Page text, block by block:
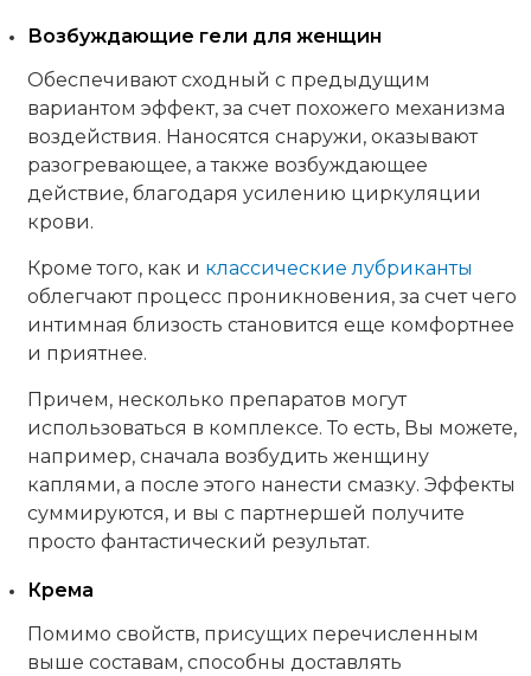
Возбуждающие гели для женщин
Обеспечивают сходный с предыдущим
вариантом эффект, за счет похожего механизма
воздействия. Наносятся снаружи, оказывают
разогревающее, а также возбуждающее
действие, благодаря усилению циркуляции
крови.
Кроме того, как и классические лубриканты
облегчают процесс проникновения, за счет чего
интимная близость становится еще комфортнее
и приятнее.
Причем, несколько препаратов могут
использоваться в комплексе. То есть, Вы можете,
например, сначала возбудить женщину
каплями, а после этого нанести смазку. Эффекты
суммируются, и вы с партнершей получите
просто фантастический результат.
Крема
Помимо свойств, присущих перечисленным
выше составам, способны доставлять